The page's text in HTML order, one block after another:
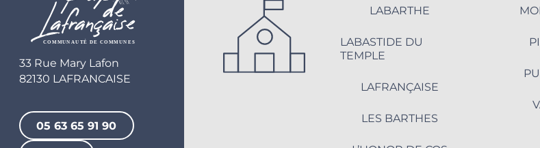
33 Rue Mary Lafon
82130 LAFRANCAISE
05 63 65 91 90
LABARTHE
LABASTIDE DU
TEMPLE
LAFRANÇAISE
LES BARTHES